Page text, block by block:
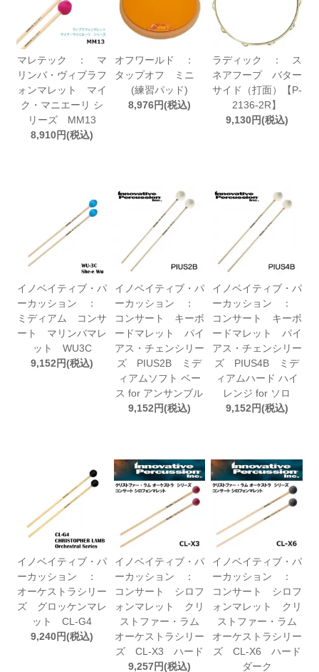
マレテック ： マ
リンバ・ヴィブラフ
ォンマレット マイ
ク・マニエーリ シ
リーズ MM13
8,910円(税込)
オフワールド ：
タップオフ ミニ
(練習パッド)
8,976円(税込)
ラディック ： ス
ネアフープ バター
サイド（打面）【P-
2136-2R】
9,130円(税込)
イノベイティブ・パ
ーカッション ：
ミディアム コンサ
ート マリンバマレ
ット WU3C
9,152円(税込)
イノベイティブ・パ
ーカッション ：
コンサート キーボ
ードマレット パイ
アス・チェンシリー
ズ PIUS2B ミデ
ィアムソフト ベー
ス for アンサンブル
9,152円(税込)
イノベイティブ・パ
ーカッション ：
コンサート キーボ
ードマレット パイ
アス・チェンシリー
ズ PIUS4B ミデ
ィアムハード ハイ
レンジ for ソロ
9,152円(税込)
イノベイティブ・パ
ーカッション ：
オーケストラシリー
ズ グロッケンマレ
ット CL-G4
9,240円(税込)
イノベイティブ・パ
ーカッション ：
コンサート シロフ
ォンマレット クリ
ストファー・ラム
オーケストラシリー
ズ CL-X3 ハード
9,257円(税込)
イノベイティブ・パ
ーカッション ：
コンサート シロフ
ォンマレット クリ
ストファー・ラム
オーケストラシリー
ズ CL-X6 ハード
ダーク